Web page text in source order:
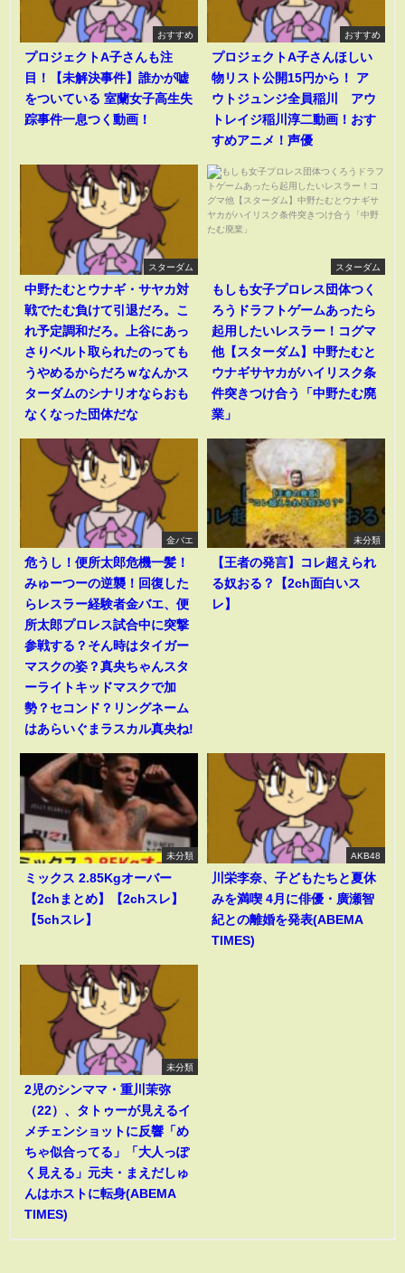
おすすめ
プロジェクトA子さんも注
目！【未解決事件】誰かが嘘
をついている 室蘭女子高生失
踪事件一息つく動画！
おすすめ
プロジェクトA子さんほしい
物リスト公開15円から！ ア
ウトジュンジ全員稲川 アウ
トレイジ稲川淳二動画！おす
すめアニメ！声優
スターダム
中野たむとウナギ・サヤカ対
戦でたむ負けて引退だろ。こ
れ予定調和だろ。上谷にあっ
さりベルト取られたのっても
うやめるからだろｗなんかス
ターダムのシナリオならおも
なくなった団体だな
スターダム
もしも女子プロレス団体つく
ろうドラフトゲームあったら
起用したいレスラー！コグマ
他【スターダム】中野たむと
ウナギサヤカがハイリスク条
件突きつけ合う「中野たむ廃
業」
金バエ
危うし！便所太郎危機一髪！
みゅーつーの逆襲！回復した
らレスラー経験者金バエ、便
所太郎プロレス試合中に突撃
参戦する？そん時はタイガー
マスクの姿？真央ちゃんスタ
ーライトキッドマスクで加
勢？セコンド？リングネーム
はあらいぐまラスカル真央ね!
未分類
【王者の発言】コレ超えられ
る奴おる？【2ch面白いス
レ】
未分類
ミックス 2.85Kgオーバー
【2chまとめ】【2chスレ】
【5chスレ】
AKB48
川栄李奈、子どもたちと夏休
みを満喫 4月に俳優・廣瀬智
紀との離婚を発表(ABEMA
TIMES)
未分類
2児のシンママ・重川茉弥
（22）、タトゥーが見えるイ
メチェンショットに反響「め
ちゃ似合ってる」「大人っぽ
く見える」元夫・まえだしゅ
んはホストに転身(ABEMA
TIMES)